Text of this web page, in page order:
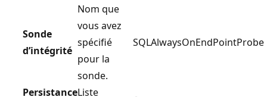
Sonde
d’intégrité
Nom que
vous avez
spécifié
pour la
sonde.
SQLAlwaysOnEndPointProbe
PersistanceListe